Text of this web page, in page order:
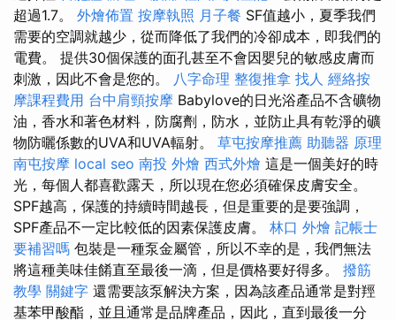
超過1.7。 外燴佈置 按摩執照 月子餐 SF值越小，夏季我們
需要的空調就越少，從而降低了我們的冷卻成本，即我們的
電費。 提供30個保護的面孔甚至不會因嬰兒的敏感皮膚而
刺激，因此不會是您的。 八字命理 整復推拿 找人 經絡按
摩課程費用 台中肩頸按摩 Babylove的日光浴產品不含礦物
油，香水和著色材料，防腐劑，防水，並防止具有乾淨的礦
物防曬係數的UVA和UVA輻射。 草屯按摩推薦 助聽器 原理
南屯按摩 local seo 南投 外燴 西式外燴 這是一個美好的時
光，每個人都喜歡露天，所以現在您必須確保皮膚安全。
SPF越高，保護的持續時間越長，但是重要的是要強調，
SPF產品不一定比較低的因素保護皮膚。 林口 外燴 記帳士
要補習嗎 包裝是一種泵金屬管，所以不幸的是，我們無法
將這種美味佳餚直至最後一滴，但是價格要好得多。 撥筋
教學 關鍵字 還需要該泵解決方案，因為該產品通常是對羥
基苯甲酸酯，並且通常是品牌產品，因此，直到最後一分